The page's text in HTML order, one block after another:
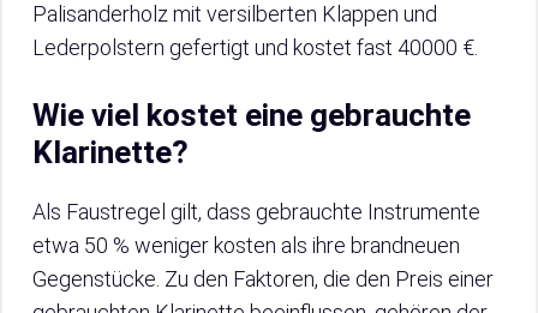
Palisanderholz mit versilberten Klappen und
Lederpolstern gefertigt und kostet fast 40000 €.
Wie viel kostet eine gebrauchte
Klarinette?
Als Faustregel gilt, dass gebrauchte Instrumente
etwa 50 % weniger kosten als ihre brandneuen
Gegenstücke. Zu den Faktoren, die den Preis einer